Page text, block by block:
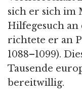
sich er sich im
Hilfegesuch an
richtete er an
1088–1099).
Tausende
bereitwillig.